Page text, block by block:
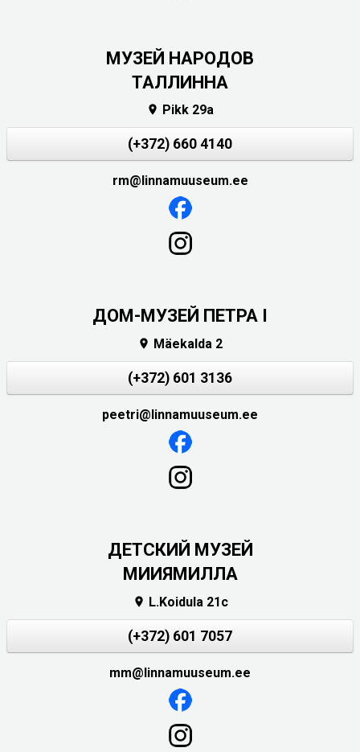
MУЗЕЙ НАРОДОВ
ТАЛЛИННА
 Pikk 29a
(+372) 660 4140
rm@linnamuuseum.ee
ДОМ-МУЗЕЙ ПЕТРА I
 Mäekalda 2
(+372) 601 3136
peetri@linnamuuseum.ee
ДЕТСКИЙ МУЗЕЙ
МИИЯМИЛЛА
 L.Koidula 21c
(+372) 601 7057
mm@linnamuuseum.ee